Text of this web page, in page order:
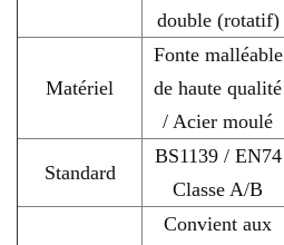
double (rotatif)
Matériel
Fonte malléable
de haute qualité
/ Acier moulé
Standard
BS1139 / EN74
Classe A/B
Convient aux